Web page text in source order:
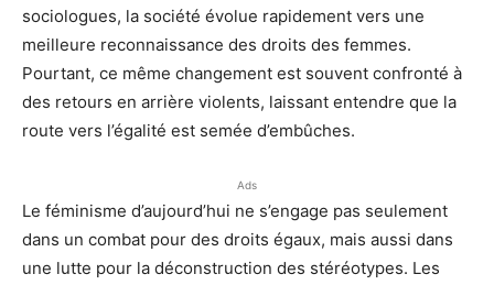
sociologues, la société évolue rapidement vers une
meilleure reconnaissance des droits des femmes.
Pourtant, ce même changement est souvent confronté à
des retours en arrière violents, laissant entendre que la
route vers l’égalité est semée d’embûches.
Ads
Le féminisme d’aujourd’hui ne s’engage pas seulement
dans un combat pour des droits égaux, mais aussi dans
une lutte pour la déconstruction des stéréotypes. Les